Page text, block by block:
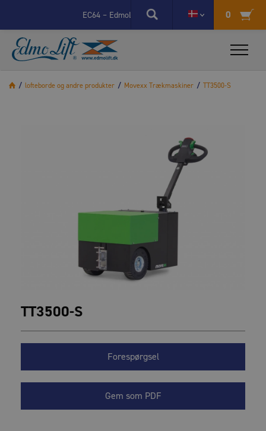
0
EC64 – EdmoLifts nye elstyring går videre til næste fase
/ lofteborde og andre produkter / Movexx Trækmaskiner / TT3500-S
TT3500-S
Forespørgsel
Gem som PDF